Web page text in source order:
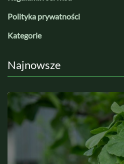
Polityka prywatności
Kategorie
Najnowsze